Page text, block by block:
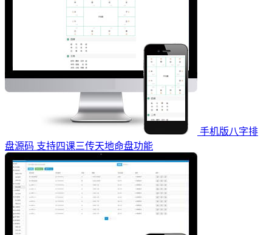
手机版八字排
盘源码 支持四课三传天地命盘功能